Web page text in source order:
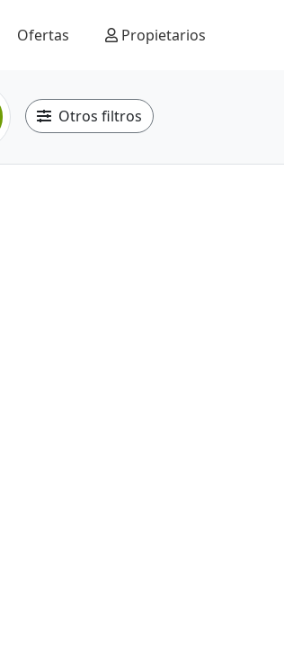
Ofertas Propietarios
Otros filtros